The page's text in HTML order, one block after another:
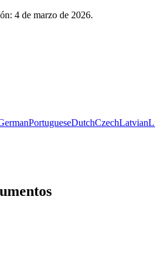
4 de marzo de 2026.
PortugueseDutchCzechLatvian